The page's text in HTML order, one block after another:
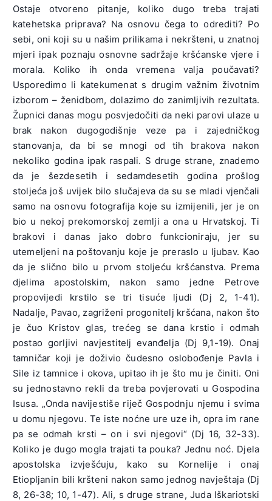
Ostaje otvoreno pitanje, koliko dugo treba trajati
katehetska priprava? Na osnovu čega to odrediti? Po
sebi, oni koji su u našim prilikama i nekršteni, u znatnoj
mjeri ipak poznaju osnovne sadržaje kršćanske vjere i
morala. Koliko ih onda vremena valja poučavati?
Usporedimo li katekumenat s drugim važnim životnim
izborom – ženidbom, dolazimo do zanimljivih rezultata.
Župnici danas mogu posvjedočiti da neki parovi ulaze u
brak nakon dugogodišnje veze pa i zajedničkog
stanovanja, da bi se mnogi od tih brakova nakon
nekoliko godina ipak raspali. S druge strane, znademo
da je šezdesetih i sedamdesetih godina prošlog
stoljeća još uvijek bilo slučajeva da su se mladi vjenčali
samo na osnovu fotografija koje su izmijenili, jer je on
bio u nekoj prekomorskoj zemlji a ona u Hrvatskoj. Ti
brakovi i danas jako dobro funkcioniraju, jer su
utemeljeni na poštovanju koje je preraslo u ljubav. Kao
da je slično bilo u prvom stoljeću kršćanstva. Prema
djelima apostolskim, nakon samo jedne Petrove
propovijedi krstilo se tri tisuće ljudi (Dj 2, 1-41).
Nadalje, Pavao, zagriženi progonitelj kršćana, nakon što
je čuo Kristov glas, trećeg se dana krstio i odmah
postao gorljivi navjestitelj evanđelja (Dj 9,1-19). Onaj
tamničar koji je doživio čudesno oslobođenje Pavla i
Sile iz tamnice i okova, upitao ih je što mu je činiti. Oni
su jednostavno rekli da treba povjerovati u Gospodina
Isusa. „Onda navijestiše riječ Gospodnju njemu i svima
u domu njegovu. Te iste noćne ure uze ih, opra im rane
pa se odmah krsti – on i svi njegovi“ (Dj 16, 32-33).
Koliko je dugo mogla trajati ta pouka? Jednu noć. Djela
apostolska izvješćuju, kako su Kornelije i onaj
Etiopljanin bili kršteni nakon samo jednog navještaja (Dj
8, 26-38; 10, 1-47). Ali, s druge strane, Juda Iškariotski